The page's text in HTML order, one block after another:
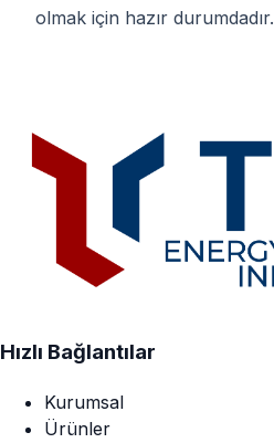
olmak için hazır durumdadır.
Hızlı Bağlantılar
Kurumsal
Ürünler